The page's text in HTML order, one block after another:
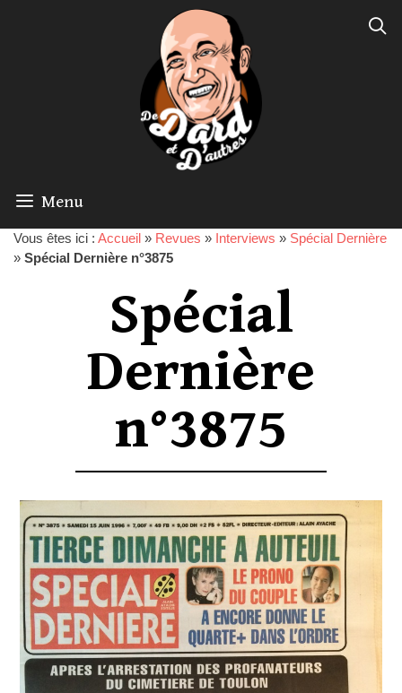
Menu
Vous êtes ici : Accueil » Revues » Interviews » Spécial Dernière
» Spécial Dernière n°3875
Spécial
Dernière
n°3875